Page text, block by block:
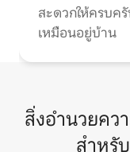
สะดวกให้ครบค
เหมือนอยู่บ้าน
สิ่งอำนวยคว
สำหรั